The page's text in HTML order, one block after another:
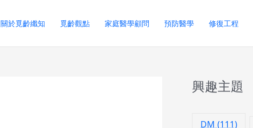
關於覓齡纖知 覓齡觀點 家庭醫學顧問 預防醫學 修復工程
興趣主題
DM (111)